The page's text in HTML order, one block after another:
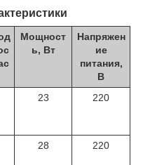
Мощност
ь, Вт
Напряжен
ие
питания,
В
23 220
28 220